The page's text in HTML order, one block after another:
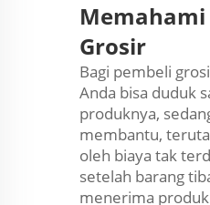
Memahami
Grosir
Bagi pembeli
Anda bisa duduk
produknya,
membantu,
oleh biaya tak
setelah barang
menerima